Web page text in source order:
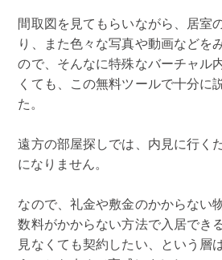
間取図を見てもらいながら、居室
り、また色々な写真や動画などを
ので、そんなに特殊なバーチャル
くても、この無料ツールで十分に
た。
遠方の部屋探しでは、内見に行く
になりません。
なので、礼金や敷金のかからない
数料がかからない方法で入居でき
見なくても契約したい、という層